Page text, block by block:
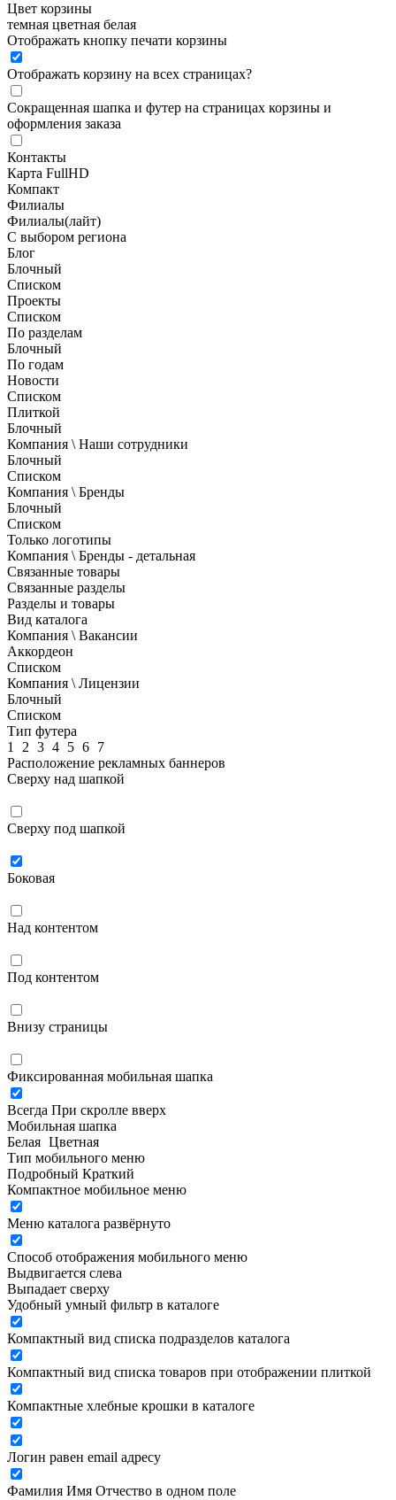
Цвет корзины
темная цветная белая
Отображать кнопку печати корзины
Отображать корзину на всех страницах?
Сокращенная шапка и футер на страницах корзины и
оформления заказа
Контакты
Карта FullHD
Компакт
Филиалы
Филиалы(лайт)
С выбором региона
Блог
Блочный
Списком
Проекты
Списком
По разделам
Блочный
По годам
Новости
Списком
Плиткой
Блочный
Компания \ Наши сотрудники
Блочный
Списком
Компания \ Бренды
Блочный
Списком
Только логотипы
Компания \ Бренды - детальная
Связанные товары
Связанные разделы
Разделы и товары
Вид каталога
Компания \ Вакансии
Аккордеон
Списком
Компания \ Лицензии
Блочный
Списком
Тип футера
1
2 3 4 5 6 7
Расположение рекламных баннеров
Сверху над шапкой
Сверху под шапкой
Боковая
Над контентом
Под контентом
Внизу страницы
Фиксированная мобильная шапка
Всегда При скролле вверх
Мобильная шапка
Белая Цветная
Тип мобильного меню
Подробный Краткий
Компактное мобильное меню
Меню каталога развёрнуто
Способ отображения мобильного меню
Выдвигается слева
Выпадает сверху
Удобный умный фильтр в каталоге
Компактный вид списка подразделов каталога
Компактный вид списка товаров при отображении плиткой
Компактные хлебные крошки в каталоге
Логин равен email адресу
Фамилия Имя Отчество в одном поле